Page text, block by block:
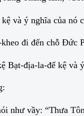
và ý nghĩa của nó
đi đến chỗ Đức
địa-la-đế kệ và
như vầy: “Thưa